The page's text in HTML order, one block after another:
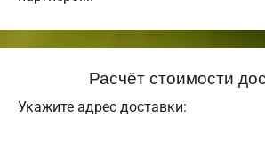
Расчёт стоимости
Укажите адрес доставки: